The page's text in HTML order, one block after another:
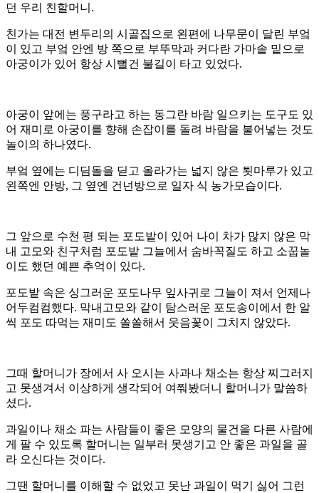
던 우리 친할머니.
친가는 대전 변두리의 시골집으로 왼편에 나무문이 달린 부엌
이 있고 부엌 안엔 방 쪽으로 부뚜막과 커다란 가마솥 밑으로
아궁이가 있어 항상 시뻘건 불길이 타고 있었다.
아궁이 앞에는 풍구라고 하는 동그란 바람 일으키는 도구도 있
어 재미로 아궁이를 향해 손잡이를 돌려 바람을 불어넣는 것도
놀이의 하나였다.
부엌 옆에는 디딤돌을 딛고 올라가는 넓지 않은 툇마루가 있고
왼쪽엔 안방, 그 옆엔 건넌방으로 일자 식 농가모습이다.
그 앞으로 수천 평 되는 포도밭이 있어 나이 차가 많지 않은 막
내 고모와 친구처럼 포도밭 그늘에서 숨바꼭질도 하고 소꿉놀
이도 했던 예쁜 추억이 있다.
포도밭 속은 싱그러운 포도나무 잎사귀로 그늘이 져서 언제나
어두컴컴했다. 막내고모와 같이 탐스러운 포도송이에서 한 알
씩 포도 따먹는 재미도 쏠쏠해서 웃음꽃이 그치지 않았다.
그때 할머니가 장에서 사 오시는 사과나 채소는 항상 찌그러지
고 못생겨서 이상하게 생각되어 여쭤봤더니 할머니가 말씀하
셨다.
과일이나 채소 파는 사람들이 좋은 모양의 물건을 다른 사람에
게 팔 수 있도록 할머니는 일부러 못생기고 안 좋은 과일을 골
라 오신다는 것이다.
그땐 할머니를 이해할 수 없었고 못난 과일이 먹기 싫어 그런